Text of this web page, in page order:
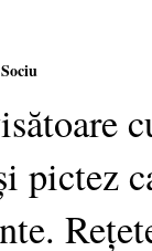
pictez